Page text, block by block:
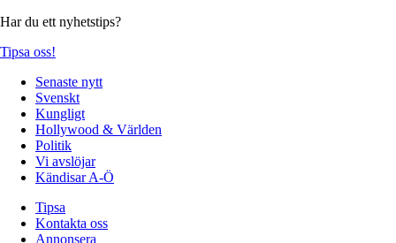
Har du ett nyhetstips?
Tipsa oss!
Senaste nytt
Svenskt
Kungligt
Hollywood & Världen
Politik
Vi avslöjar
Kändisar A-Ö
Tipsa
Kontakta oss
Annonsera